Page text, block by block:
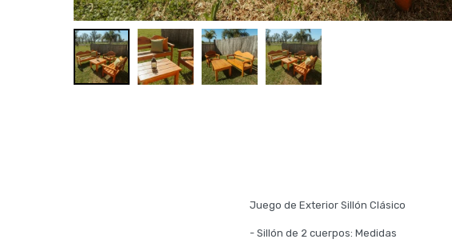
Juego de Exterior Sillón Clásico
- Sillón de 2 cuerpos: Medidas